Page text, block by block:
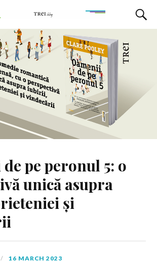
pe peronul 5: o
unică asupra
și
16 MARCH 2023